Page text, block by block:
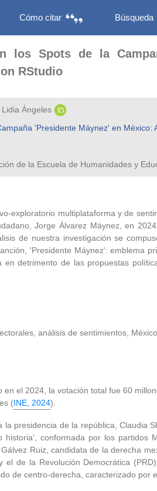
Cómo citar Búsqueda
los Spots de la
RStudio
Ángeles
'Presidente Máynez' en
de la Escuela de Humanidades y
exploratorio multiplataforma y de
Jorge Álvarez Máynez, en
de nuestra investigación se
'Presidente Máynez': emblema
detrimento de las propuestas
análisis de sentimientos,
el 2024, la votación total fue 60
(INE, 2024).
presidencia de la república, Claudia
conformada por los partidos
Ruiz, candidata de la derecha
el de la Revolución Democrática
de centro-derecha, caracterizado